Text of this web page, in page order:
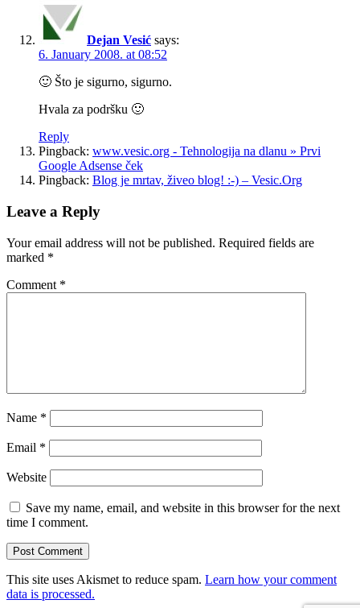
Dejan Vesić says:
6. January 2008. at 08:52
🙂 Što je sigurno, sigurno.
Hvala za podršku 🙂
Reply
Pingback: www.vesic.org - Tehnologija na dlanu » Prvi
Google Adsense ček
Pingback: Blog je mrtav, živeo blog! :-) – Vesic.Org
Leave a Reply
Your email address will not be published. Required fields are
marked *
Comment *
Name *
Email *
Website
Save my name, email, and website in this browser for the next
time I comment.
This site uses Akismet to reduce spam. Learn how your comment
data is processed.